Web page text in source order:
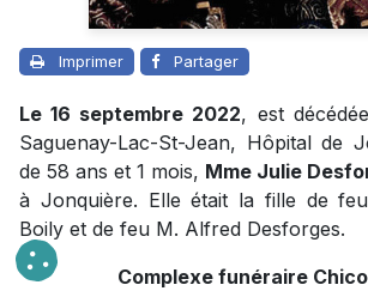
Imprimer Partager
Le 16 septembre 2022, est
Saguenay-Lac-St-Jean, Hôpital de
de 58 ans et 1 mois, Mme Julie
à Jonquière. Elle était la fille de
Boily et de feu M. Alfred Desforges.
Complexe funéraire